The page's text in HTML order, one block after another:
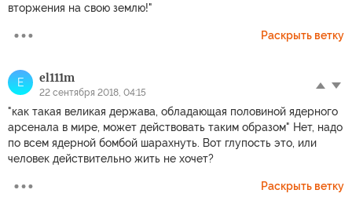
вторжения на свою землю!"
Раскрыть ветку
E el111m
22 сентября 2018, 04:15
"как такая великая держава, обладающая половиной ядерного
арсенала в мире, может действовать таким образом" Нет, надо
по всем ядерной бомбой шарахнуть. Вот глупость это, или
человек действительно жить не хочет?
Раскрыть ветку